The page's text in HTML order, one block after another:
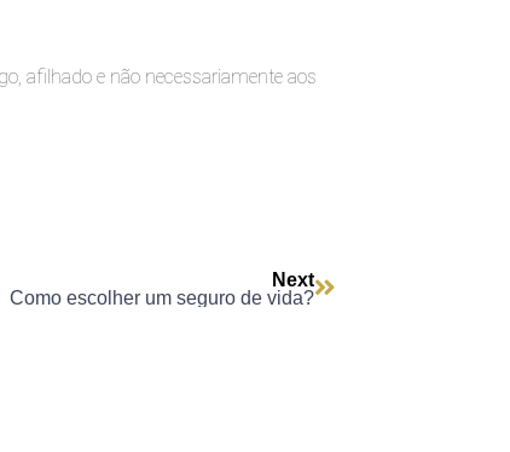
afilhado e não necessariamente aos
Next
Como escolher um seguro de vida?